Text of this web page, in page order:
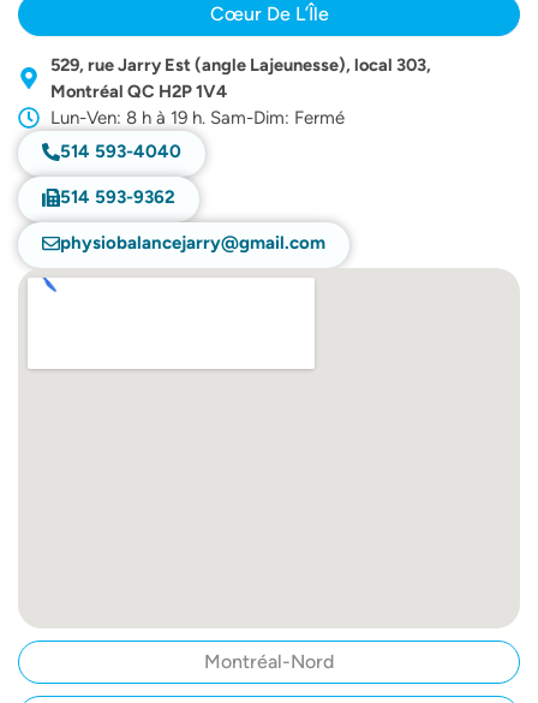
Cœur De L’Île
Montréal-Nord
529, rue Jarry Est (angle Lajeunesse), local 303,
Montréal QC H2P 1V4
Lun-Ven: 8 h à 19 h. Sam-Dim: Fermé
514 593-4040
514 593-9362
physiobalancejarry@gmail.com